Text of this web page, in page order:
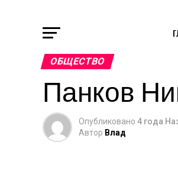
ОБЩЕСТВО
Панков
Опубликовано 4 года
Автор Влад